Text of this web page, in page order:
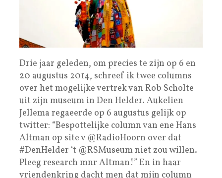
Drie jaar geleden, om precies te zijn op 6 en
20 augustus 2014, schreef ik twee columns
over het mogelijke vertrek van Rob Scholte
uit zijn museum in Den Helder. Aukelien
Jellema regaeerde op 6 augustus gelijk op
twitter: “Bespottelijke column van ene Hans
Altman op site v @RadioHoorn over dat
#DenHelder ‘t @RSMuseum niet zou willen.
Pleeg research mnr Altman!” En in haar
vriendenkring dacht men dat mijn column